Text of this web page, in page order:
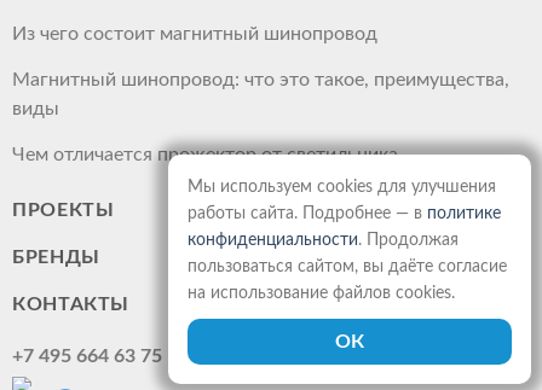
Из чего состоит магнитный шинопровод
Магнитный шинопровод: что это такое, преимущества,
виды
Чем отличается прожектор от светильника
ПРОЕКТЫ
БРЕНДЫ
КОНТАКТЫ
+7 495 664 63 75
Мы используем cookies для улучшения
работы сайта. Подробнее — в политике
конфиденциальности. Продолжая
пользоваться сайтом, вы даёте согласие
на использование файлов cookies.